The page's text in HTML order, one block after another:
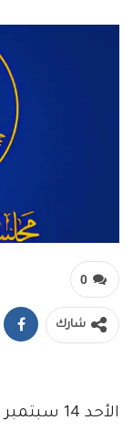
0
شارك